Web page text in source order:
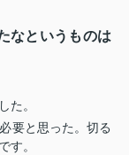
なというものは
た。
要と思った。切る
す。